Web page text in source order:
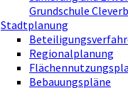
Grundschule
Stadtplanung
Regionalplanung
Bebauungspläne